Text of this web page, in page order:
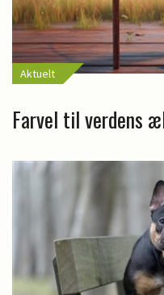
Aktuelt
Farvel til verdens